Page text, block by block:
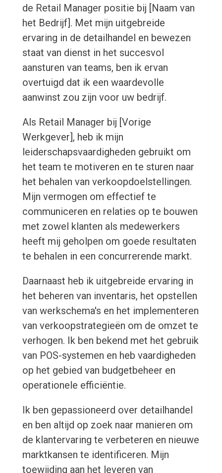
de Retail Manager positie bij [Naam van
het Bedrijf]. Met mijn uitgebreide
ervaring in de detailhandel en bewezen
staat van dienst in het succesvol
aansturen van teams, ben ik ervan
overtuigd dat ik een waardevolle
aanwinst zou zijn voor uw bedrijf.
Als Retail Manager bij [Vorige
Werkgever], heb ik mijn
leiderschapsvaardigheden gebruikt om
het team te motiveren en te sturen naar
het behalen van verkoopdoelstellingen.
Mijn vermogen om effectief te
communiceren en relaties op te bouwen
met zowel klanten als medewerkers
heeft mij geholpen om goede resultaten
te behalen in een concurrerende markt.
Daarnaast heb ik uitgebreide ervaring in
het beheren van inventaris, het opstellen
van werkschema's en het implementeren
van verkoopstrategieën om de omzet te
verhogen. Ik ben bekend met het gebruik
van POS-systemen en heb vaardigheden
op het gebied van budgetbeheer en
operationele efficiëntie.
Ik ben gepassioneerd over detailhandel
en ben altijd op zoek naar manieren om
de klantervaring te verbeteren en nieuwe
marktkansen te identificeren. Mijn
toewijding aan het leveren van